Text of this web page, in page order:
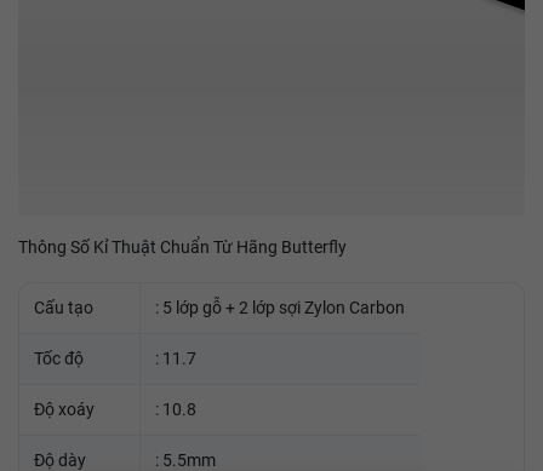
Thông Số Kỉ Thuật Chuẩn Từ Hãng Butterfly
Cấu tạo : 5 lớp gỗ + 2 lớp sợi Zylon Carbon
Tốc độ : 11.7
Độ xoáy : 10.8
Độ dày : 5.5mm